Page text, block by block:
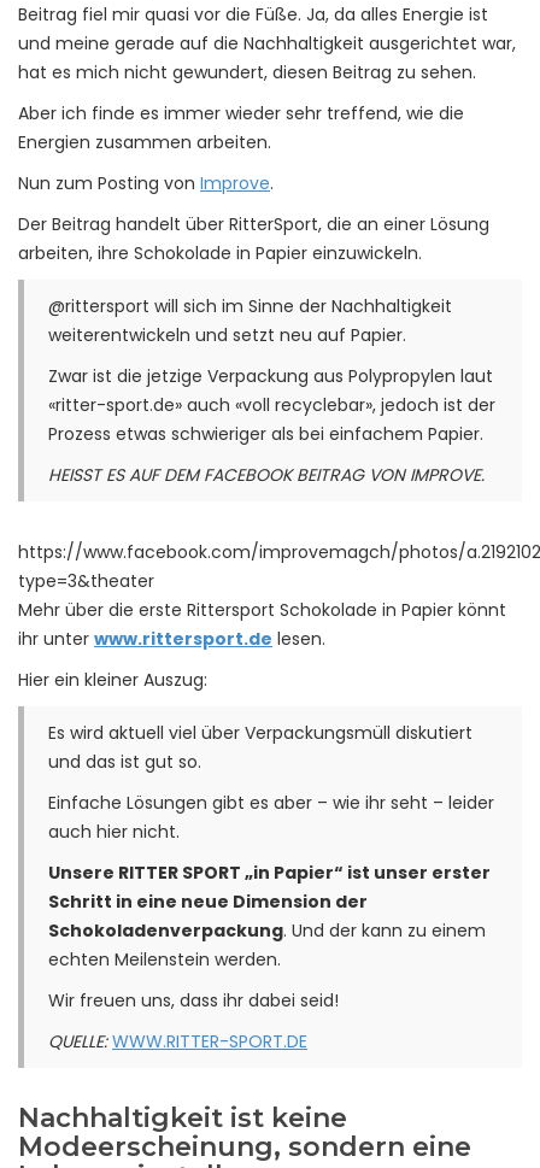
Beitrag fiel mir quasi vor die Füße. Ja, da alles Energie ist
und meine gerade auf die Nachhaltigkeit ausgerichtet war,
hat es mich nicht gewundert, diesen Beitrag zu sehen.
Aber ich finde es immer wieder sehr treffend, wie die
Energien zusammen arbeiten.
Nun zum Posting von Improve.
Der Beitrag handelt über RitterSport, die an einer Lösung
arbeiten, ihre Schokolade in Papier einzuwickeln.
@rittersport will sich im Sinne der Nachhaltigkeit
weiterentwickeln und setzt neu auf Papier.
Zwar ist die jetzige Verpackung aus Polypropylen laut
«ritter-sport.de» auch «voll recyclebar», jedoch ist der
Prozess etwas schwieriger als bei einfachem Papier.
HEISST ES AUF DEM FACEBOOK BEITRAG VON IMPROVE.
https://www.facebook.com/improvemagch/photos/
type=3&theater
Mehr über die erste Rittersport Schokolade in Papier könnt
ihr unter www.rittersport.de lesen.
Hier ein kleiner Auszug:
Es wird aktuell viel über Verpackungsmüll diskutiert
und das ist gut so.
Einfache Lösungen gibt es aber – wie ihr seht – leider
auch hier nicht.
Unsere RITTER SPORT „in Papier“ ist unser erster
Schritt in eine neue Dimension der
Schokoladenverpackung. Und der kann zu einem
echten Meilenstein werden.
Wir freuen uns, dass ihr dabei seid!
QUELLE:WWW.RITTER-SPORT.DE
Nachhaltigkeit ist keine
Modeerscheinung, sondern eine